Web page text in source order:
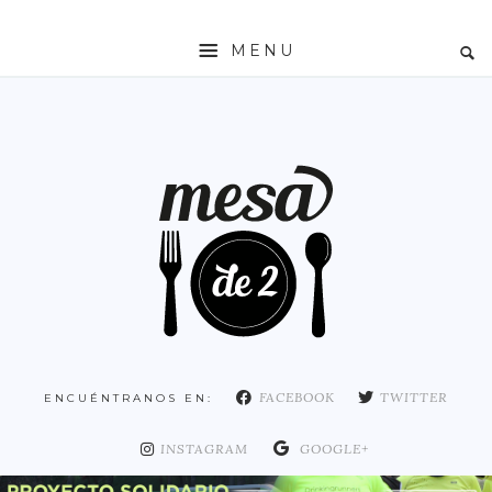
MENU
COMUNIDAD DE MADRID
DISTRITO ARGANZUELA
DISTRITO CHAMARTÍN
ENCUÉNTRANOS EN: FACEBOOK TWITTER
INSTAGRAM GOOGLE+